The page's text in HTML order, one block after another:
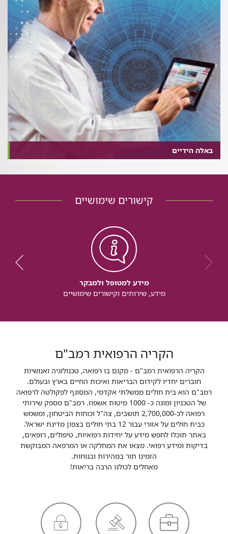
באלה הידיים
קישורים שימושיים
מידע למטופל ולמבקר
מידע, שירותים וקישורים שימושיים
הקריה הרפואית רמב"ם
הקריה הרפואית רמב"ם - מקום בו רפואה, טכנולוגיה ואנושיות
חוברים יחדיו לקידום הבריאות ואיכות החיים בארץ ובעולם.
רמב"ם הוא בית חולים ממשלתי אקדמי, המסונף לפקולטה לרפואה
של הטכניון ומונה כ- 1000 מיטות אשפוז. רמב"ם מספק שירותי
רפואה לכ-2,700,000 תושבים, צה"ל וכוחות הביטחון, ומשמש
כבית חולים על אזורי עבור 12 בתי חולים בצפון מדינת ישראל.
באתר תוכלו לחפש מידע על יחידות רפואיות, טיפולים, רופאים,
בדיקות ומידע רפואי. מצאו את המחלקה או המרפאה המבוקשת
הזמינו תור במהירות ובנוחות.
מאחלים לכולנו הרבה בריאות!